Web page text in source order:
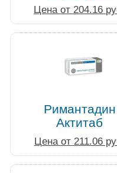
Цена от 204.16
Римантадин
Актитаб
Цена от 211.06